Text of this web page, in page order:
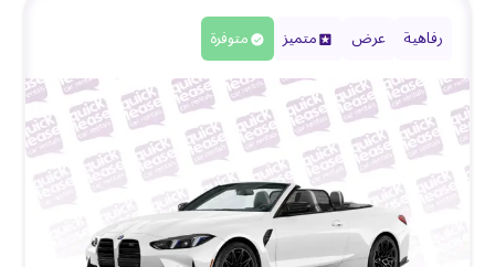
رفاهية عرض متميز متوفرة